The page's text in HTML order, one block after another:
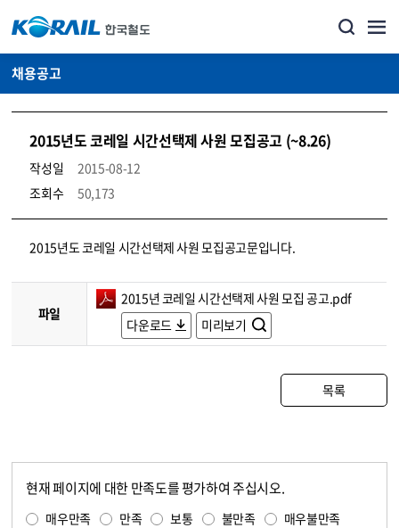
채용공고
2015년도 코레일 시간선택제 사원 모집공고 (~8.26)
작성일
2015-08-12
조회수
50,173
코레일소개_경영공시_채용공고 상세보기 – 내용, 파일, 담당자 연락처로 구성
2015년도 코레일 시간선택제 사원 모집공고문입니다.
파일
2015년 코레일 시간선택제 사원 모집 공고.pdf
다운로드
미리보기
목록
현재 페이지에 대한 만족도를 평가하여 주십시오.
매우만족 만족 보통 불만족 매우불만족